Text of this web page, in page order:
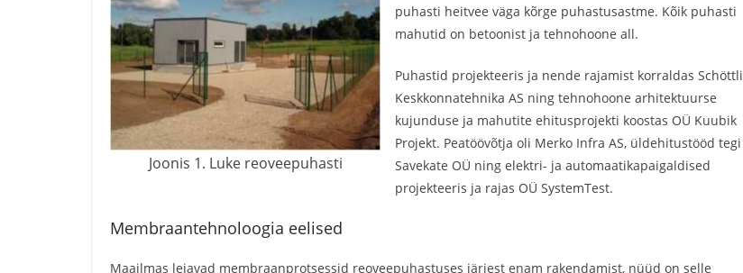
Joonis 1. Luke reoveepuhasti
puhasti heitvee väga kõrge puhastusastme. Kõik puhasti
mahutid on betoonist ja tehnohoone all.
Puhastid projekteeris ja nende rajamist korraldas Schöttli
Keskkonnatehnika AS ning tehnohoone arhitektuurse
kujunduse ja mahutite ehitusprojekti koostas OÜ Kuubik
Projekt. Peatöövõtja oli Merko Infra AS, üldehitustööd tegi
Savekate OÜ ning elektri- ja automaatikapaigaldised
projekteeris ja rajas OÜ SystemTest.
Membraantehnoloogia eelised
Maailmas leiavad membraanprotsessid reoveepuhastuses järjest enam rakendamist, nüüd on selle